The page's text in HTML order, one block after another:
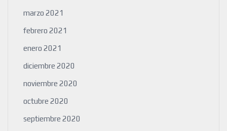
marzo 2021
febrero 2021
enero 2021
diciembre 2020
noviembre 2020
octubre 2020
septiembre 2020